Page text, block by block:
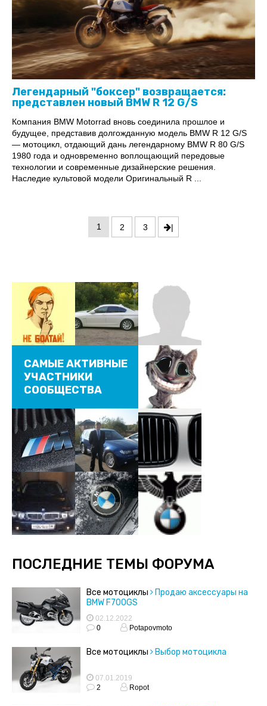
Легендарный "боксер" возвращается:
представлен новый BMW R 12 G/S
Компания BMW Motorrad вновь соединила прошлое и
будущее, представив долгожданную модель BMW R 12 G/S
— мотоцикл, отдающий дань легендарному BMW R 80 G/S
1980 года и одновременно воплощающий передовые
технологии и современные дизайнерские решения.
Наследие культовой модели Оригинальный R ...
1 2 3 |
САМЫЕ АКТИВНЫЕ
УЧАСТНИКИ
СООБЩЕСТВА
ПОСЛЕДНИЕ ТЕМЫ ФОРУМА
Все мотоциклы
Продаю аксессуары на
BMW F700GS
02.12.2022
0
Potapovmoto
Все мотоциклы Выбор мотоцикла
07.01.2019
2
Ropot